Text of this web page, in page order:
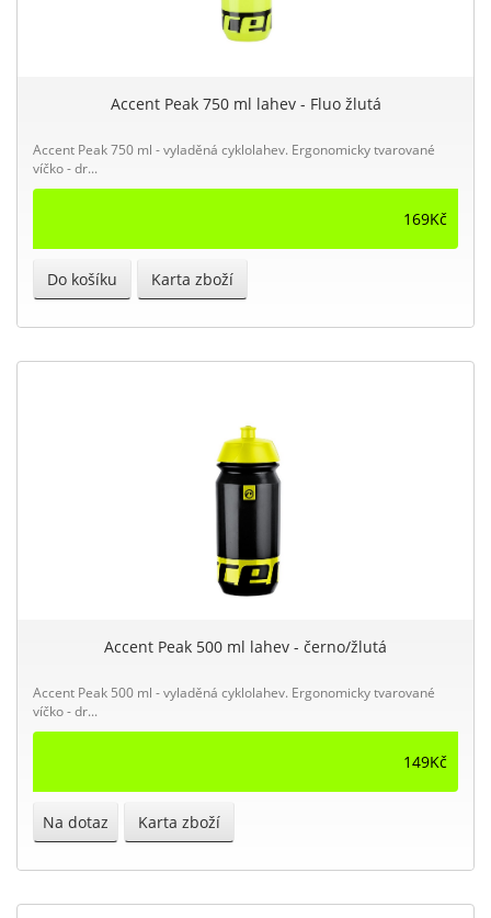
Accent Peak 750 ml lahev - Fluo žlutá
Accent Peak 750 ml - vyladěná cyklolahev. Ergonomicky tvarované
víčko - dr...
169Kč
Do košíku Karta zboží
Accent Peak 500 ml lahev - černo/žlutá
Accent Peak 500 ml - vyladěná cyklolahev. Ergonomicky tvarované
víčko - dr...
149Kč
Na dotaz Karta zboží